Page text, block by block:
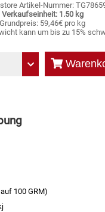
Artikel-Nummer:
Verkaufseinheit: 1.50 kg
Grundpreis: 59,46€ pro kg
kann um bis zu 15%
100 GRM)